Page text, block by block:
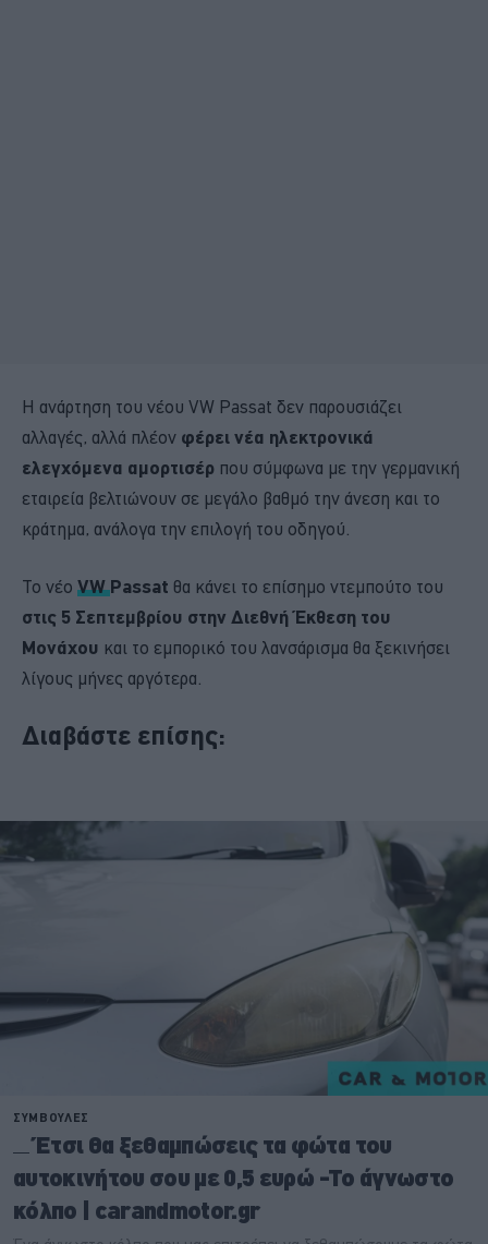
Η ανάρτηση του νέου VW Passat δεν παρουσιάζει
αλλαγές, αλλά πλέον φέρει νέα ηλεκτρονικά
ελεγχόμενα αμορτισέρ που σύμφωνα με την γερμανική
εταιρεία βελτιώνουν σε μεγάλο βαθμό την άνεση και το
κράτημα, ανάλογα την επιλογή του οδηγού.
Το νέο VWPassat θα κάνει το επίσημο ντεμπούτο του
στις 5 Σεπτεμβρίου στην Διεθνή Έκθεση του
Μονάχου και το εμπορικό του λανσάρισμα θα ξεκινήσει
λίγους μήνες αργότερα.
Διαβάστε επίσης: